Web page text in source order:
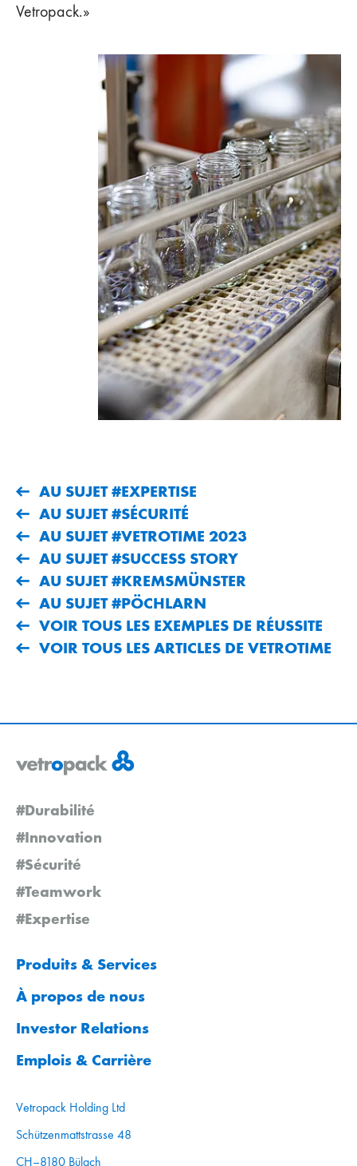
Vetropack.»
AU SUJET #EXPERTISE
AU SUJET #SÉCURITÉ
AU SUJET #VETROTIME 2023
AU SUJET #SUCCESS STORY
AU SUJET #KREMSMÜNSTER
AU SUJET #PÖCHLARN
VOIR TOUS LES EXEMPLES DE RÉUSSITE
VOIR TOUS LES ARTICLES DE VETROTIME
#Durabilité
#Innovation
#Sécurité
#Teamwork
#Expertise
Produits & Services
À propos de nous
Investor Relations
Emplois & Carrière
Vetropack Holding Ltd
Schützenmattstrasse 48
CH–8180 Bülach